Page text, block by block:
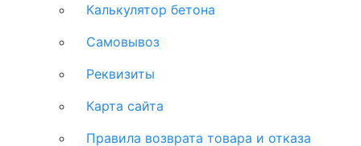
Калькулятор бетона
Самовывоз
Реквизиты
Карта сайта
Правила возврата товара и отказа